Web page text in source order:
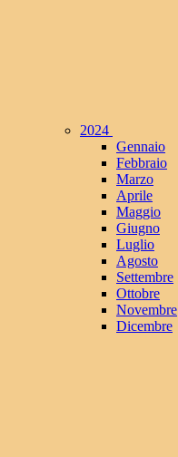
2024
Gennaio
Febbraio
Marzo
Aprile
Maggio
Giugno
Luglio
Agosto
Settembre
Ottobre
Novembre
Dicembre